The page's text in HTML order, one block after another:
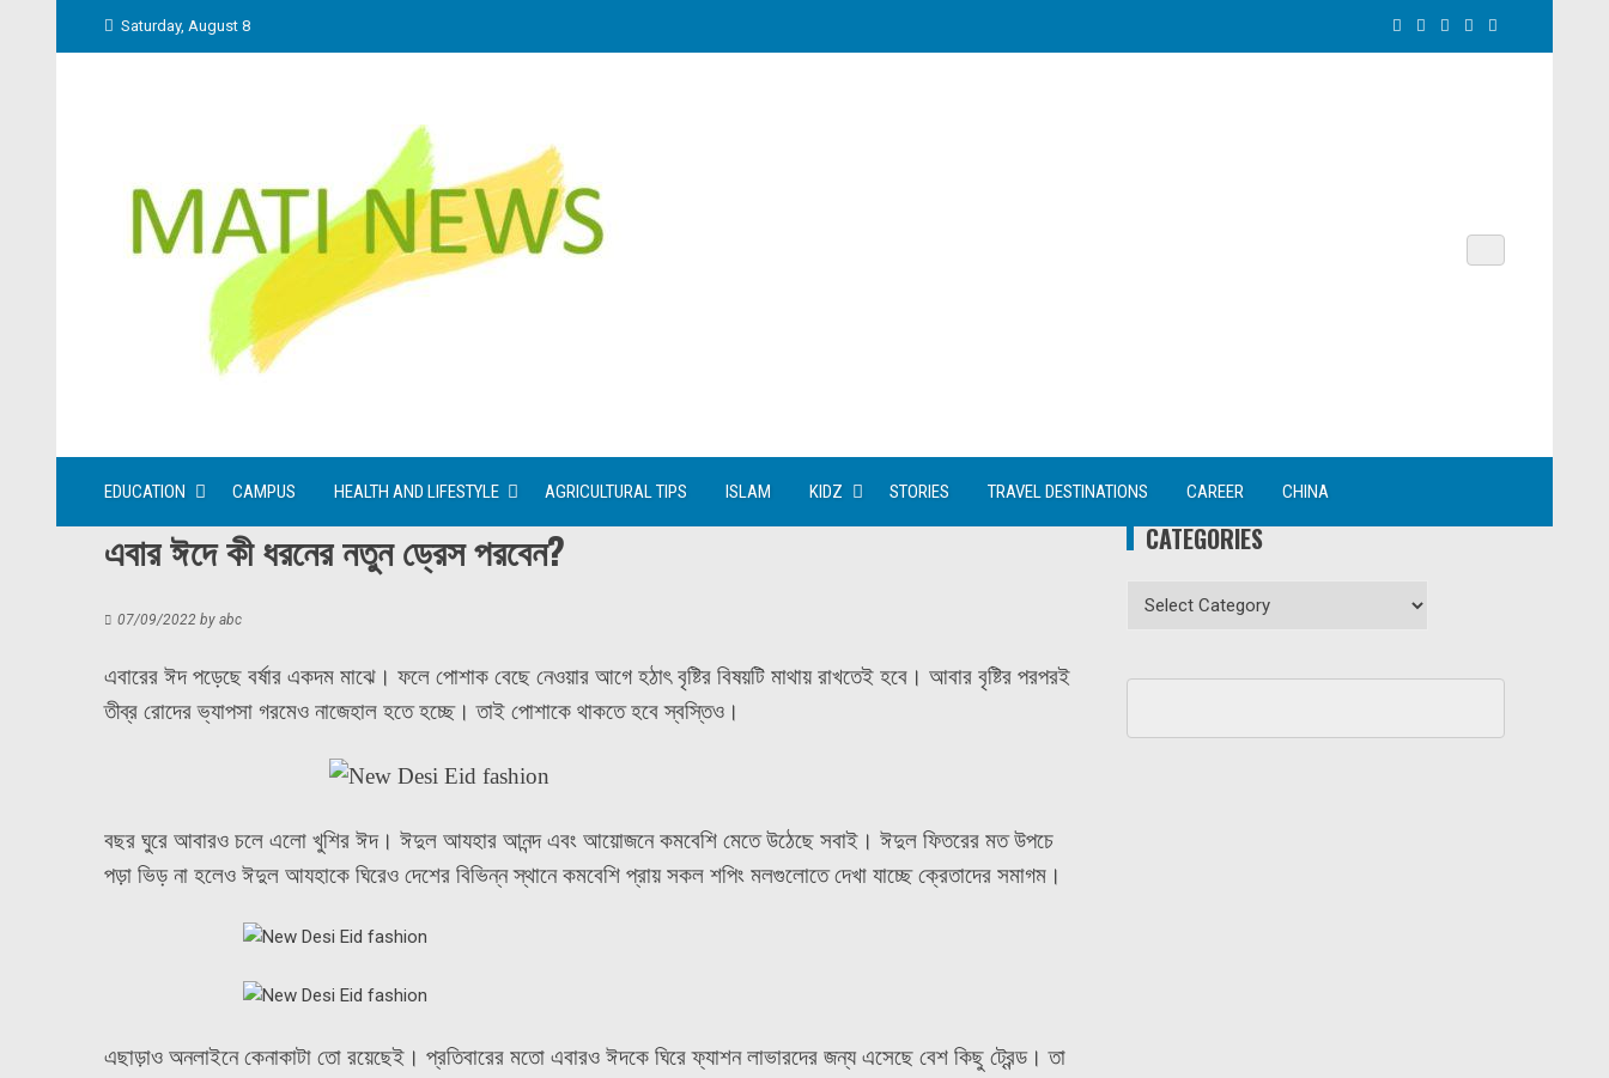
Saturday, August 8
EDUCATION CAMPUS HEALTH AND LIFESTYLE AGRICULTURAL TIPS ISLAM KIDZ STORIES TRAVEL DESTINATIONS CAREER CHINA
এবার ঈদে কী ধরনের নতুন ড্রেস পরবেন?
07/09/2022 by abc
এবারের ঈদ পড়েছে বর্ষার একদম মাঝে। ফলে পোশাক বেছে নেওয়ার আগে হঠাৎ বৃষ্টির বিষয়টি মাথায় রাখতেই হবে। আবার বৃষ্টির পরপরই
তীব্র রোদের ভ্যাপসা গরমেও নাজেহাল হতে হচ্ছে। তাই পোশাকে থাকতে হবে স্বস্তিও।
বছর ঘুরে আবারও চলে এলো খুশির ঈদ। ঈদুল আযহার আনন্দ এবং আয়োজনে কমবেশি মেতে উঠেছে সবাই। ঈদুল ফিতরের মত উপচে
পড়া ভিড় না হলেও ঈদুল আযহাকে ঘিরেও দেশের বিভিন্ন স্থানে কমবেশি প্রায় সকল শপিং মলগুলোতে দেখা যাচ্ছে ক্রেতাদের সমাগম।
এছাড়াও অনলাইনে কেনাকাটা তো রয়েছেই। প্রতিবারের মতো এবারও ঈদকে ঘিরে ফ্যাশন লাভারদের জন্য এসেছে বেশ কিছু ট্রেন্ড। তা
CATEGORIES
Categories